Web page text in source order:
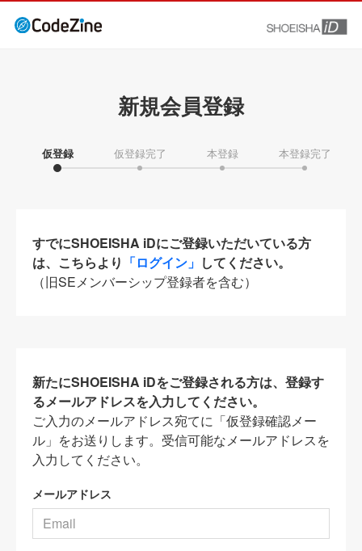
新規会員登録
仮登録 仮登録完了 本登録 本登録完了
すでにSHOEISHA iDにご登録いただいている方
は、こちらより 「ログイン」 してください。
（旧SEメンバーシップ登録者を含む）
新たにSHOEISHA iDをご登録される方は、登録す
るメールアドレスを入力してください。
ご入力のメールアドレス宛てに「仮登録確認メー
ル」をお送りします。受信可能なメールアドレスを
入力してください。
メールアドレス